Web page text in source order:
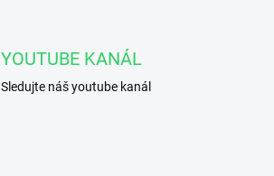
YOUTUBE KANÁL
Sledujte náš youtube kanál